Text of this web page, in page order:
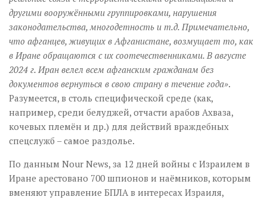
другими вооружёнными группировками, нарушения
законодательства, многодетность и т.д. Примечательно,
что афганцев, живущих в Афганистане, возмущает то, как
в Иране обращаются с их соотечественниками. В августе
2024 г. Иран велел всем афганским гражданам без
документов вернуться в свою страну в течение года».
Разумеется, в столь специфической среде (как,
например, среди белуджей, отчасти арабов Ахваза,
кочевых племён и др.) для действий враждебных
спецслужб – самое раздолье.
По данным Nour News, за 12 дней войны с Израилем в
Иране арестовано 700 шпионов и наёмников, которым
вменяют управление БПЛА в интересах Израиля,